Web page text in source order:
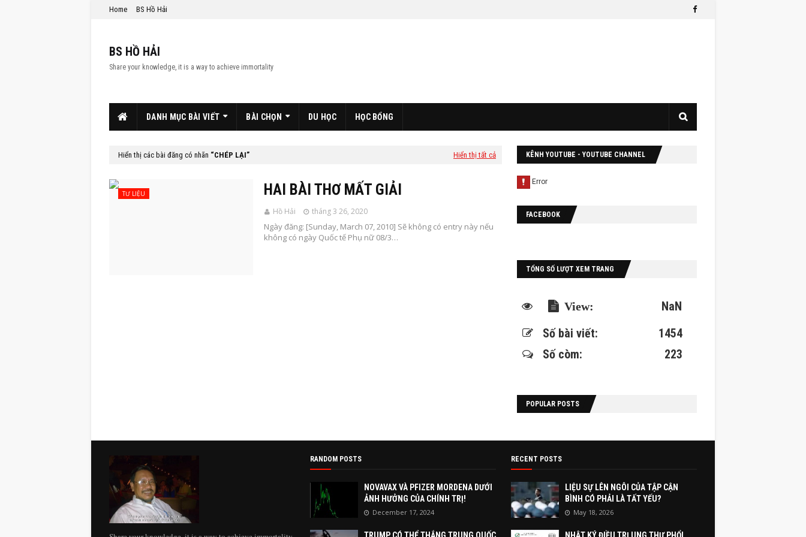
Home BS Hồ Hải
BS HỒ HẢI
Share your knowledge, it is a way to achieve immortality
DANH MỤC BÀI VIẾT BÀI CHỌN DU HỌC HỌC BỔNG
Hiển thị các bài đăng có nhãn CHÉP LẠI Hiển thị tất cả
TƯ LIỆU HAI BÀI THƠ MẤT GIẢI
Hồ Hải tháng 3 26, 2020
Ngày đăng: [Sunday, March 07, 2010] Sẽ không có entry này nếu
không có ngày Quốc tế Phụ nữ 08/3…
KÊNH YOUTUBE - YOUTUBE CHANNEL
FACEBOOK
TỔNG SỐ LƯỢT XEM TRANG
NaN
Số bài viết:
1454
Số còm:
223
POPULAR POSTS
RANDOM POSTS
NOVAVAX VÀ PFIZER MORDENA DƯỚI
ẢNH HƯỞNG CỦA CHÍNH TRỊ!
December 17, 2024
RECENT POSTS
LIỆU SỰ LÊN NGÔI CỦA TẬP CẬN
BÌNH CÓ PHẢI LÀ TẤT YẾU?
May 18, 2026